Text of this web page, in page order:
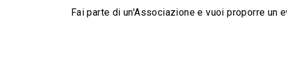
Fai parte di un'Associazione e vuoi proporre un